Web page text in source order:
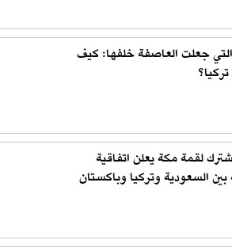
التي جعلت العاصفة خلفها: كيف
لقمة مكة يعلن اتفاقية
بين السعودية وتركيا وباكستان